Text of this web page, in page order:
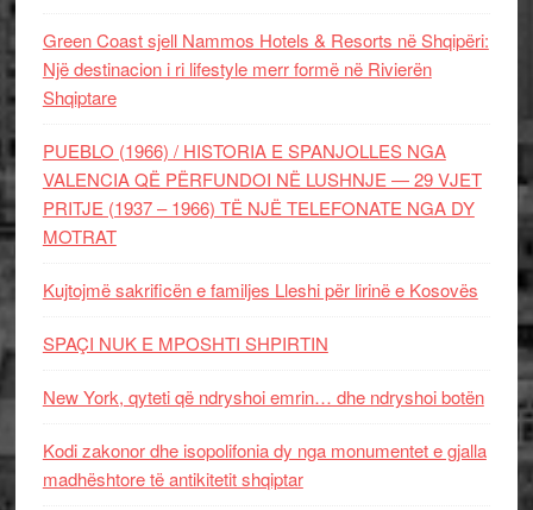
Green Coast sjell Nammos Hotels & Resorts në Shqipëri:
Një destinacion i ri lifestyle merr formë në Rivierën
Shqiptare
PUEBLO (1966) / HISTORIA E SPANJOLLES NGA
VALENCIA QË PËRFUNDOI NË LUSHNJE — 29 VJET
PRITJE (1937 – 1966) TË NJË TELEFONATE NGA DY
MOTRAT
Kujtojmë sakrificën e familjes Lleshi për lirinë e Kosovës
SPAÇI NUK E MPOSHTI SHPIRTIN
New York, qyteti që ndryshoi emrin… dhe ndryshoi botën
Kodi zakonor dhe isopolifonia dy nga monumentet e gjalla
madhështore të antikitetit shqiptar